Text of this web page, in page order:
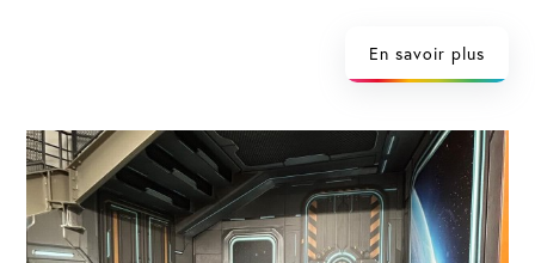
En savoir plus